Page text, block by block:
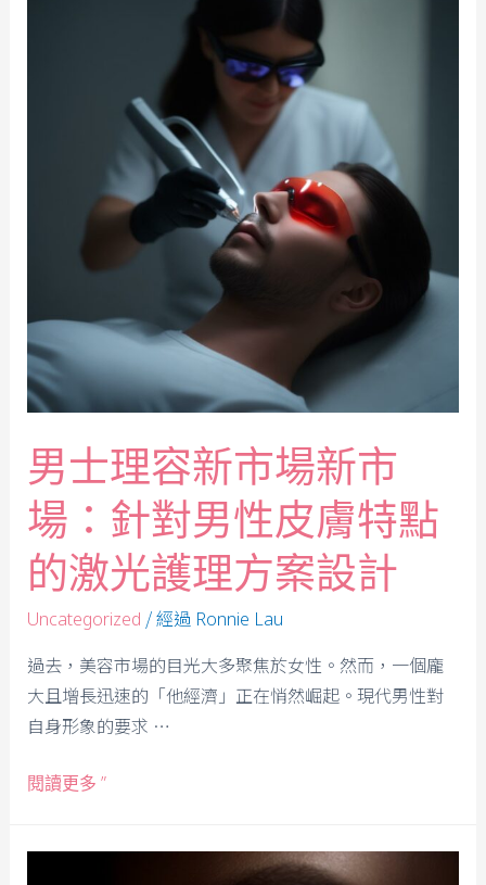
男士理容新市場新市
場：針對男性皮膚特點
的激光護理方案設計
Uncategorized / 經過 Ronnie Lau
過去，美容市場的目光大多聚焦於女性。然而，一個龐
大且增長迅速的「他經濟」正在悄然崛起。現代男性對
自身形象的要求 …
閱讀更多 ”